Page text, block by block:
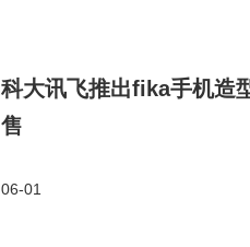
科大讯飞推出fika手机造
售
06-01